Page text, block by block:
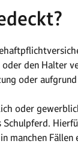
den Halter
oder
oder